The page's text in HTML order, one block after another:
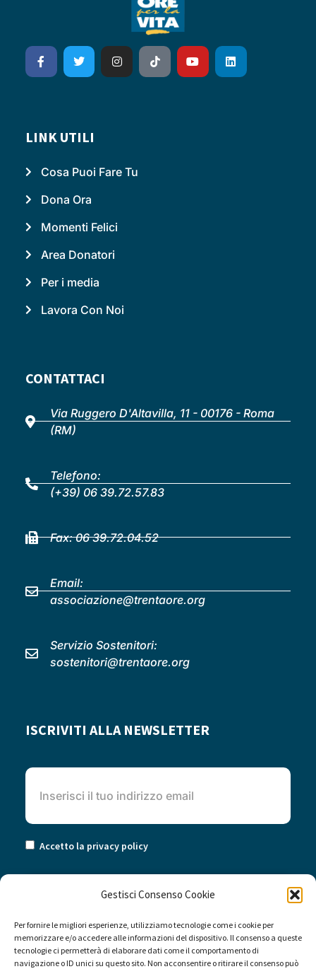
Gestisci Consenso Cookie
Per fornire le migliori esperienze, utilizziamo tecnologie come i cookie per
memorizzare e/o accedere alle informazioni del dispositivo. Il consenso a queste
tecnologie ci permetterà di elaborare dati come il comportamento di
navigazione o ID unici su questo sito. Non acconsentire o ritirare il consenso può
LINK UTILI
Cosa Puoi Fare Tu
Dona Ora
Momenti Felici
Area Donatori
Per i media
Lavora Con Noi
CONTATTACI
Via Ruggero D'Altavilla, 11 - 00176 - Roma
(RM)
Telefono:
(+39) 06 39.72.57.83
Fax: 06 39.72.04.52
Email:
associazione@trentaore.org
Servizio Sostenitori:
sostenitori@trentaore.org
ISCRIVITI ALLA NEWSLETTER
Accetto la privacy policy